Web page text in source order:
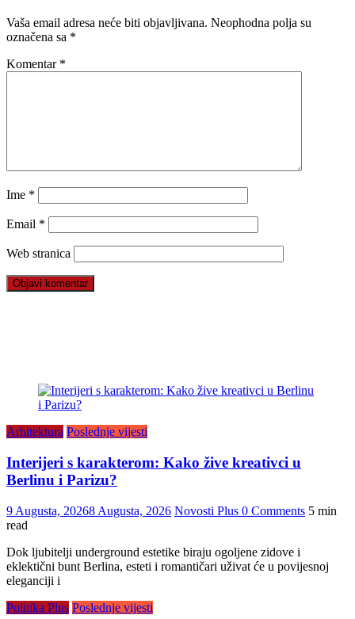
Vaša email adresa neće biti objavljivana. Neophodna polja su
označena sa *
Komentar *
Ime *
Email *
Web stranica
Arhitektura Poslednje vijesti
Interijeri s karakterom: Kako žive kreativci u
Berlinu i Parizu?
9 Augusta, 20268 Augusta, 2026 Novosti Plus 0 Comments 5 min
read
Dok ljubitelji underground estetike biraju ogoljene zidove i
eklektični bunt Berlina, esteti i romantičari uživat će u povijesnoj
eleganciji i
Politika Plus Poslednje vijesti